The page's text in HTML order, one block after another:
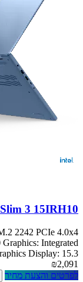
3 15IRH10
2242 PCIe 4.0x4
Integrated
Display: 15.3
₪2,091
לפרטים והצעת מחיר